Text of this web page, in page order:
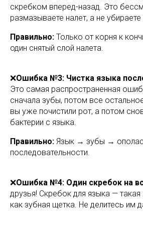
скребком вперед-назад. Это
размазываете налет, а не убираете
Правильно: Только от корня к
один снятый слой налета.
❌Ошибка №3: Чистка языка
Это самая распространенная
сначала зубы, потом все
вы уже почистили рот, а потом
бактерии с языка.
Правильно: Язык → зубы →
последовательности.
❌Ошибка №4: Один скребок на
друзья! Скребок для языка —
как зубная щетка. Не делитесь им